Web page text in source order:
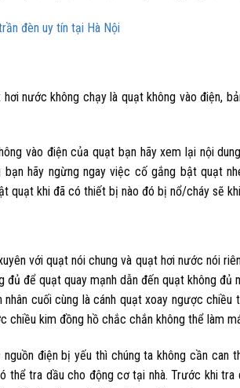
đèn uy tín tại Hà Nội
hơi nước không chạy là quạt không vào điện,
vào điện của quạt bạn hãy xem lại nội
hãy ngừng ngay việc cố gắng bật quạt
quạt khi đã có thiết bị nào đó bị nổ/cháy sẽ
với quạt nói chung và quạt hơi nước nói
đủ để quạt quay mạnh dẫn đến quạt không
cuối cùng là cánh quạt xoay ngược
chiều kim đồng hồ chắc chắn không thể làm
điện bị yếu thì chúng ta không cần can
thể tra dầu cho động cơ tại nhà. Trước khi